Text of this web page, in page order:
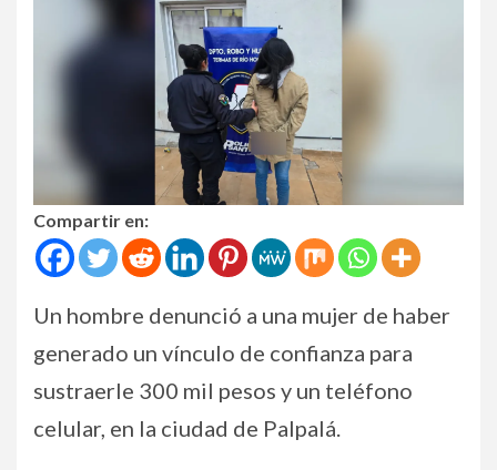
Compartir en:
Un hombre denunció a una mujer de haber
generado un vínculo de confianza para
sustraerle 300 mil pesos y un teléfono
celular, en la ciudad de Palpalá.